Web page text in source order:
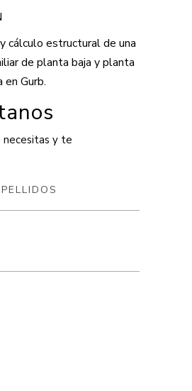
cálculo estructural de una
de planta baja y planta
en Gurb.
necesitas y te